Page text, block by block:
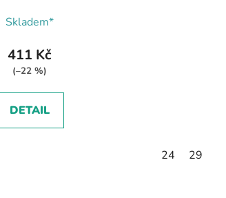
Skladem*
411 Kč
(–22 %)
DETAIL
24 29